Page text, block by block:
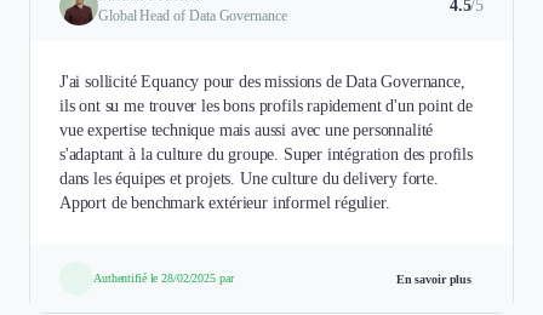
Global Head of Data Governance
4.5/5
J'ai sollicité Equancy pour des missions de Data Governance,
ils ont su me trouver les bons profils rapidement d'un point de
vue expertise technique mais aussi avec une personnalité
s'adaptant à la culture du groupe. Super intégration des profils
dans les équipes et projets. Une culture du delivery forte.
Apport de benchmark extérieur informel régulier.
Authentifié le 28/02/2025 par En savoir plus